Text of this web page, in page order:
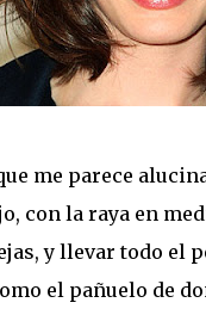
me parece
con la raya en
y llevar todo el
el pañuelo de